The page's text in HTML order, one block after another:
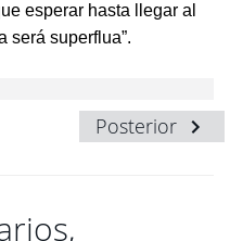
esperar hasta llegar al
será superflua”.
Posterior